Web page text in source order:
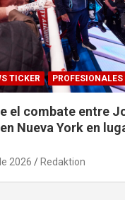
TICKER
el combate entre
Nueva York en
2026 Redaktion